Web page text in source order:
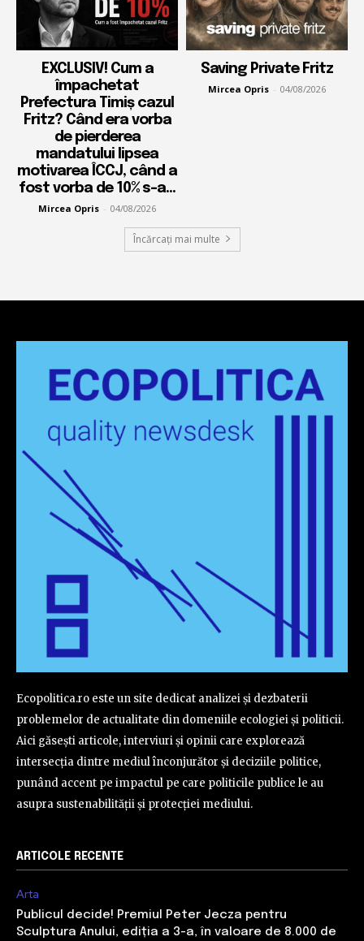
EXCLUSIV! Cum a
împachetat
Prefectura Timiș cazul
Fritz? Când era vorba
de pierderea
mandatului lipsea
motivarea ÎCCJ, când a
fost vorba de 10% s-a...
Mircea Opris - 04/08/2026
Saving Private Fritz
Mircea Opris - 04/08/2026
Încărcați mai multe
Ecopolitica.ro este un site dedicat analizei și dezbaterii
problemelor de actualitate din domeniile ecologiei și politicii.
Aici găsești articole, interviuri și opinii care explorează
intersecția dintre mediul înconjurător și deciziile politice,
punând accent pe impactul pe care politicile publice le au
asupra sustenabilității și protecției mediului.
ARTICOLE RECENTE
Arta
Publicul decide! Premiul Peter Jecza pentru
Sculptura Anului, ediția a 3-a, în valoare de 8.000 de